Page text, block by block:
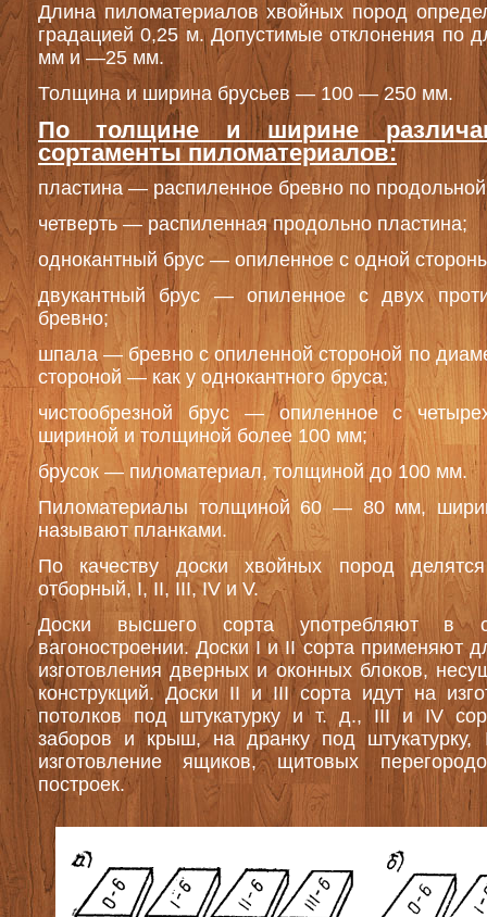
Длина пиломатериалов хвойных пород
градацией 0,25 м. Допустимые отклонения по
мм и —25 мм.
Толщина и ширина брусьев — 100 — 250 мм.
По толщине и ширине
сортаменты пиломатериалов:
пластина — распиленное бревно по
четверть — распиленная продольно пластина;
однокантный брус — опиленное с одной
двукантный брус — опиленное с двух
бревно;
шпала — бревно с опиленной стороной по
стороной — как у однокантного бруса;
чистообрезной брус — опиленное с
шириной и толщиной более 100 мм;
брусок — пиломатериал, толщиной до 100 мм.
Пиломатериалы толщиной 60 — 80 мм,
называют планками.
По качеству доски хвойных пород
отборный, I, II, III, IV и V.
Доски высшего сорта употребляют в
вагоностроении. Доски I и II сорта применяют
изготовления дверных и оконных блоков,
конструкций. Доски II и III сорта идут на
потолков под штукатурку и т. д., III и IV
заборов и крыш, на дранку под
изготовление ящиков, щитовых
построек.